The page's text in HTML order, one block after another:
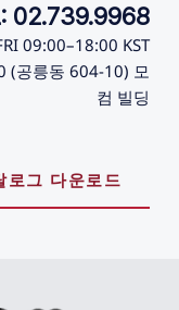
02.739.9968
09:00–18:00 KST
(공릉동 604-10) 모
컴 빌딩
로그 다운로드